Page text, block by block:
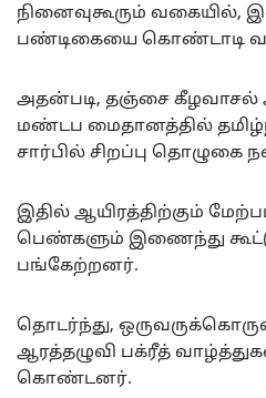
நினைவுகூரும் வகையில்,
பண்டிகையை கொண்டாடி
அதன்படி, தஞ்சை
மண்டப மைதானத்தில்
சார்பில் சிறப்பு தொழுகை
இதில் ஆயிரத்திற்கும்
பெண்களும் இணைந்து
பங்கேற்றனர்.
தொடர்ந்து,
ஆரத்தழுவி பக்ரீத்
கொண்டனர்.